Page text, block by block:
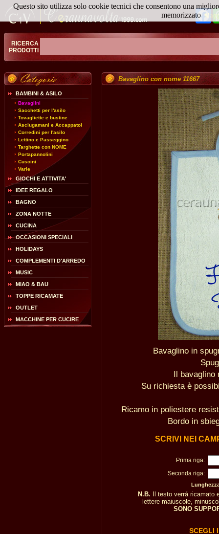
RICERCA
PRODOTTI
BAMBINI & ASILO
Bavaglini
Sacchetti per l'asilo
Tovagliette e bustine
Asciugamani e Accappatoi
Corredini per l'asilo
Lettino e Passeggino
Targhette con NOME
Portapannolini
Cuscini
Varie
GIOCHI E ATTIVITA'
IDEE REGALO
BAGNO
ZONA NOTTE
CUCINA
OCCASIONI SPECIALI
HOLIDAYS
COMPLEMENTI D'ARREDO
MUSIC
MIAO & BAU
TOPPE RICAMATE
OUTLET
MACCHINE PER CUCIRE
Bavaglino con nome 11667
Bavaglino in
Il bavaglino
Su richiesta è
Ricamo in poliestere
Bordo in
SCRIVI NEI
Prima riga:
Seconda riga:
N.B. Il testo verrá ricamato
lettere maiuscole,
SONO
SCEGLI
Questo sito utilizza solo cookie tecnici che consentono una
memorizzato